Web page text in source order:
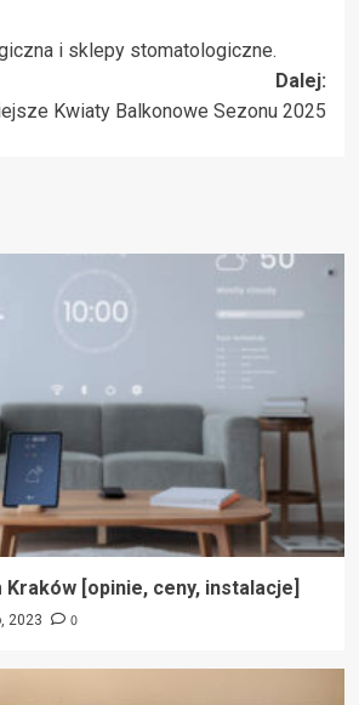
i sklepy stomatologiczne.
Dalej:
Kwiaty Balkonowe Sezonu 2025
[opinie, ceny, instalacje]
2023 0